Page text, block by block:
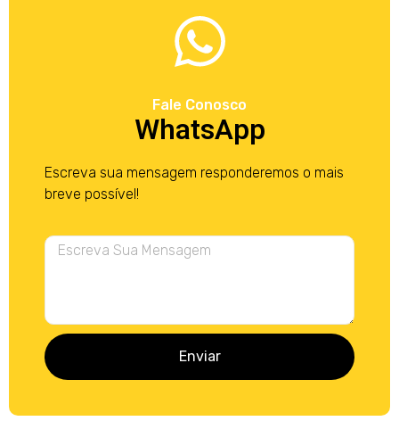
Fale Conosco
WhatsApp
Escreva sua mensagem responderemos o mais
breve possível!
Enviar